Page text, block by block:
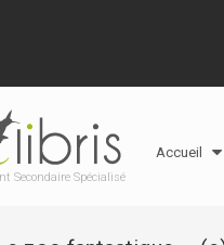
Secondaire Spécialisé
Accueil